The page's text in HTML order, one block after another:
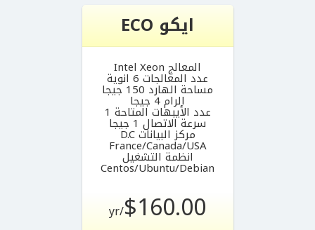
ايكو ECO
المعالج Intel Xeon
عدد المعالجات 6 انوية
مساحة الهارد 150 جيجا
الرام 4 جيجا
عدد الأيبهات المتاحة 1
سرعة الاتصال 1 جيجا
مركز البيانات D.C
France/Canada/USA
انظمة التشغيل
Centos/Ubuntu/Debian
$160.00
/yr